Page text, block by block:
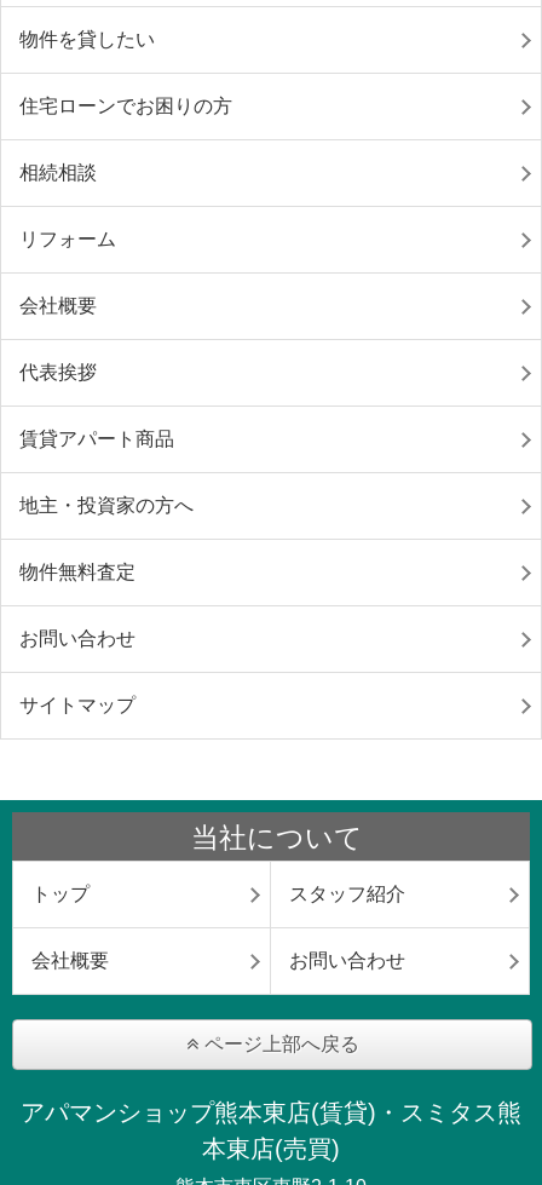
物件を貸したい
住宅ローンでお困りの方
相続相談
リフォーム
会社概要
代表挨拶
賃貸アパート商品
地主・投資家の方へ
物件無料査定
お問い合わせ
サイトマップ
当社について
トップ スタッフ紹介
会社概要 お問い合わせ
ページ上部へ戻る
アパマンショップ熊本東店(賃貸)・スミタス熊
本東店(売買)